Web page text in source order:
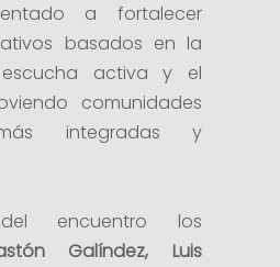
a fortalecer
basados en la
activa y el
comunidades
integradas y
del encuentro los
Galíndez, Luis